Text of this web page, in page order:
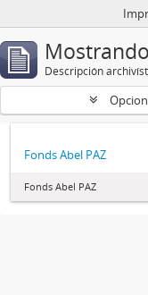
Descripción
Fonds Abel PAZ
Fonds Abel PAZ